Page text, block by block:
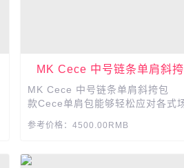
MK Cece 中号链条单肩斜
MK Cece 中号链条单肩斜挎
款Cece单肩包能够轻松应对各式
蝴蝶贴花点缀为单品注入奢华质感
时髦优雅造型的点睛之笔。...
参考价格：4500.00RMB